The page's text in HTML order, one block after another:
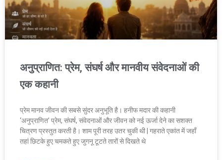
अनुप्राणित: प्रेम, संघर्ष और मानवीय संवेदनाओं की
एक कहानी
प्रेम मानव जीवन की सबसे सुंदर अनुभूति है। हनीफ मदार की कहानी
‘अनुप्राणित’ प्रेम, संघर्ष, संवेदनाओं और जीवन को नई ऊर्जा देने का सशक्त
चित्रण प्रस्तुत करती है। शाम पूरी तरह उतर चुकी थी | गहराते एकांत में जहाँ
तहां छिटके हुए चमकते हुए जुगनू टूटते तारों से दिखते थे